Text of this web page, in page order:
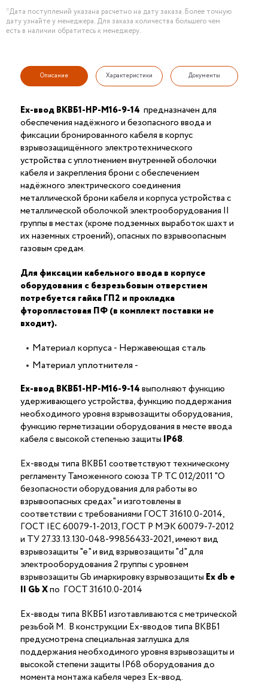
*Дата поступлений указана расчетно на дату заказа. Более точную
дату узнайте у менеджера. Для заказа количества большего чем
есть в наличии обратитесь к менеджеру.
Описание Характеристики Документы
Ех-ввод ВКВБ1-НР-M16-9-14 предназначен для
обеспечения надёжного и безопасного ввода и
фиксации бронированного кабеля в корпус
взрывозащищённого электротехнического
устройства с уплотнением внутренней оболочки
кабеля и закрепления брони с обеспечением
надёжного электрического соединения
металлической брони кабеля и корпуса устройства c
металлической оболочкой электрооборудования II
группы в местах (кроме подземных выработок шахт и
их наземных строений), опасных по взрывоопасным
газовым средам.
Для фиксации кабельного ввода в корпусе
оборудования с безрезьбовым отверстием
потребуется гайка ГП2 и прокладка
фторопластовая ПФ (в комплект поставки не
входит).
Материал корпуса - Нержавеющая сталь
Материал уплотнителя -
Ех-ввод ВКВБ1-НР-M16-9-14выполняют функцию
удерживающего устройства, функцию поддержания
необходимого уровня взрывозащиты оборудования,
функцию герметизации оборудования в месте ввода
кабеля с высокой степенью защиты IP68.
Ex-вводы типа ВКВБ1 соответствуют техническому
регламенту Таможенного союза ТР ТС 012/2011 "О
безопасности оборудования для работы во
взрывоопасных средах" и изготовлены в
соответствии с требованиями ГОСТ 31610.0-2014,
ГОСТ IEC 60079-1-2013, ГОСТ Р МЭК 60079-7-2012
и ТУ 27.33.13.130-048-99856433-2021, имеют вид
взрывозащиты "е" и вид взрывозащиты "d" для
электрооборудования 2 группы с уровнем
взрывозащиты Gb имаркировку взрывозащиты Ехdb е
II Gb Xпо ГОСТ 31610.0-2014
Ex-вводы типа ВКВБ1 изготавливаются с метрической
резьбой M. В конструкции Ex-вводов типа ВКВБ1
предусмотрена специальная заглушка для
поддержания необходимого уровня взрывозащиты и
высокой степени защиты IP68 оборудования до
момента монтажа кабеля через Ex-ввод.